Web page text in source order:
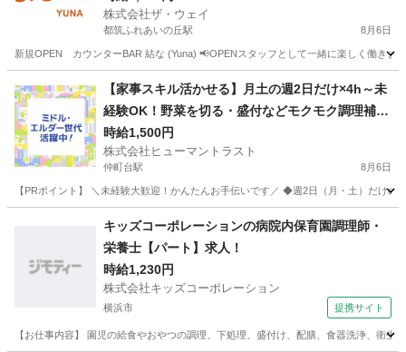
株式会社ザ・ウェイ
都筑ふれあいの丘駅 8月6日
新規OPEN カウンターBAR 結な (Yuna) 📢OPENスタッフとして一緒に楽しく働きま
都筑ふれあいの丘駅 その他 スタッフ
【家事スキル活かせる】月土の週2日だけ×4h～未
経験OK！野菜を切る・盛付などモクモク調理補助
(ES1W-3778_1)
時給1,500円
株式会社ヒューマントラスト
仲町台駅 8月6日
【PRポイント】 ＼未経験大歓迎！かんたんお手伝いです／ ◆週2日（月・土）だけ
仲町台駅 ヒューマントラスト
キッズコーポレーションの病院内保育園調理師・
栄養士【パート】求人！
時給1,230円
株式会社キッズコーポレーション
横浜市 提携サイト
【お仕事内容】 園児の給食やおやつの調理、下処理、盛付け、配膳、食器洗浄、衛